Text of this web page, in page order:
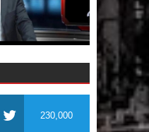
230,000